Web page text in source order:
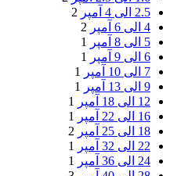
2.5 الی 4 آمپر
2
4 الی 6 آمپر
2
5 الی 8 آمپر
1
6 الی 9 آمپر
1
7 الی 10 آمپر
1
9 الی 13 آمپر
1
12 الی 18 آمپر
1
16 الی 22 آمپر
1
18 الی 25 آمپر
2
22 الی 32 آمپر
1
24 الی 36 آمپر
1